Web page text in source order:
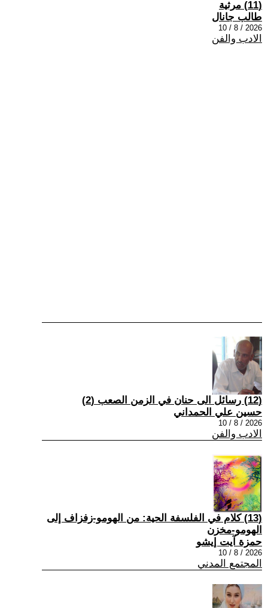
(11) مرثية
طالب جانال
2026 / 8 / 10
الادب والفن
(12) رسائل الى حنان في الزمن الصعب (2)
حسين علي الحمداني
2026 / 8 / 10
الادب والفن
(13) كلام في الفلسفة الحية: من الهومو-زفزاف إلى
الهومو-مخزن
حمزة آيت إيشو
2026 / 8 / 10
المجتمع المدني